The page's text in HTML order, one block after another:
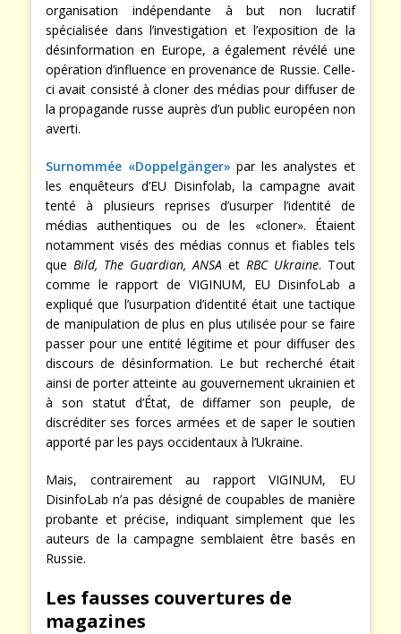
organisation indépendante à but non lucratif
spécialisée dans l’investigation et l’exposition de la
désinformation en Europe, a également révélé une
opération d’influence en provenance de Russie. Celle-
ci avait consisté à cloner des médias pour diffuser de
la propagande russe auprès d’un public européen non
averti.
Surnommée «Doppelgänger» par les analystes et
les enquêteurs d’EU Disinfolab, la campagne avait
tenté à plusieurs reprises d’usurper l’identité de
médias authentiques ou de les «cloner». Étaient
notamment visés des médias connus et fiables tels
que Bild, The Guardian, ANSA et RBC Ukraine. Tout
comme le rapport de VIGINUM, EU DisinfoLab a
expliqué que l’usurpation d’identité était une tactique
de manipulation de plus en plus utilisée pour se faire
passer pour une entité légitime et pour diffuser des
discours de désinformation. Le but recherché était
ainsi de porter atteinte au gouvernement ukrainien et
à son statut d’État, de diffamer son peuple, de
discréditer ses forces armées et de saper le soutien
apporté par les pays occidentaux à l’Ukraine.
Mais, contrairement au rapport VIGINUM, EU
DisinfoLab n’a pas désigné de coupables de manière
probante et précise, indiquant simplement que les
auteurs de la campagne semblaient être basés en
Russie.
Les fausses couvertures de
magazines